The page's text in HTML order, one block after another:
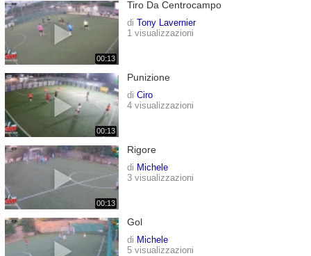
00:13
Tiro Da Centrocampo
di Tony Lavernier
1 visualizzazioni
00:13
Punizione
di Ciro
4 visualizzazioni
00:13
Rigore
di Michele
3 visualizzazioni
Gol
di Michele
5 visualizzazioni